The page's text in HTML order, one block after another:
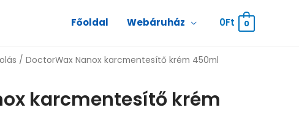
Főoldal Webáruház 0Ft 0
/ DoctorWax Nanox karcmentesítő krém 450ml
karcmentesítő krém